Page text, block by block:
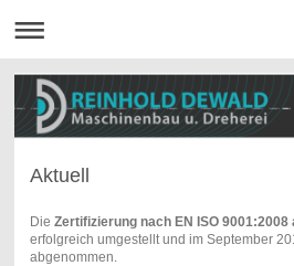
Aktuell
Die Zertifizierung nach EN ISO 9001:2008
erfolgreich umgestellt und im September
abgenommen.